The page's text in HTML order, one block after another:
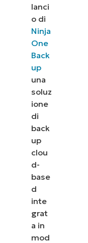
lanci
o di
Ninja
One
Back
up
una
soluz
ione
di
back
up
clou
d-
base
d
inte
grat
a in
mod